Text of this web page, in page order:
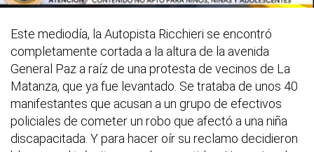
Este mediodía, la Autopista Ricchieri se encontró
completamente cortada a la altura de la avenida
General Paz a raíz de una protesta de vecinos de La
Matanza, que ya fue levantado. Se trataba de unos 40
manifestantes que acusan a un grupo de efectivos
policiales de cometer un robo que afectó a una niña
discapacitada. Y para hacer oír su reclamo decidieron